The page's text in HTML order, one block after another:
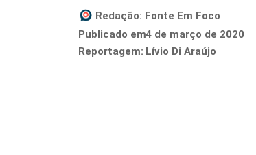
Redação: Fonte Em Foco
Publicado em4 de março de 2020
Reportagem: Lívio Di Araújo